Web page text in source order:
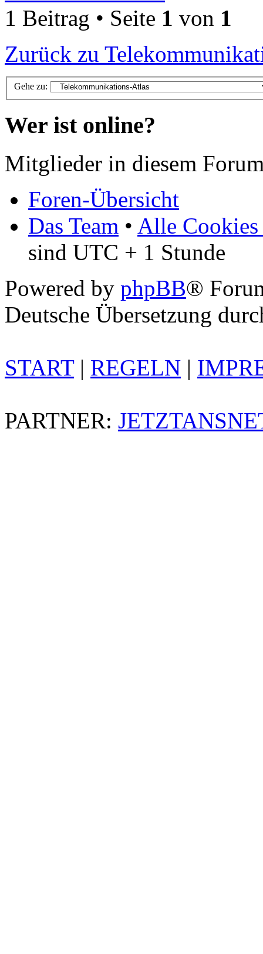
1 Beitrag • Seite 1 von 1
Zurück zu
Gehe zu:
Wer ist online?
Mitglieder in diesem
Foren-Übersicht
Das Team • Alle Cookies
sind UTC + 1 Stunde
Powered by phpBB®
Deutsche Übersetzung
START| REGELN |
PARTNER: